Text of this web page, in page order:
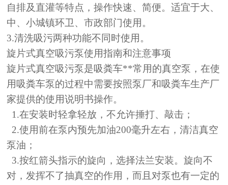
自排及直灌等特点，操作快速、简便。适宜于大、
中、小城镇环卫、市政部门使用。
3.清洗吸污两种功能不同时使用。
旋片式真空吸污泵使用指南和注意事项
旋片式真空吸污泵是吸粪车**常用的真空泵，在使
用 吸粪车泵的过程中需要按照泵厂和吸粪车生产厂
家提供的使用说明书操作。
1.在安装时轻拿轻放，不允许捶打、敲击；
2.使用前在泵内预先加油200毫升左右，清洁真空
泵油；
3.按红箭头指示的旋向，选择法兰安装。旋向不
对，发挥不了抽真空的作用，而且对泵也有一定的